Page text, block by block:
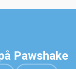
Pawshake